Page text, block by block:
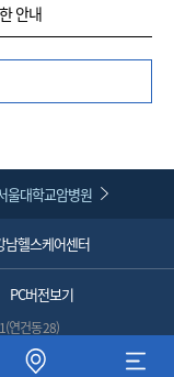
안내
울대학교암병원
남헬스케어센터
PC버전보기
연건동 28)
1588-5700